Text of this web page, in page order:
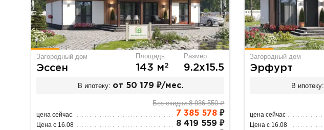
Загородный дом
Эссен
Площадь
143 м2
Размер
9.2х15.5
В ипотеку: от 50 179 ₽/мес.
Без скидки 8 936 550 ₽
цена сейчас 7 385 578 ₽
Цена с 16.08 8 419 559 ₽
Загородный дом
Эрфурт
В ипотеку:
цена сейчас
Цена с 16.08